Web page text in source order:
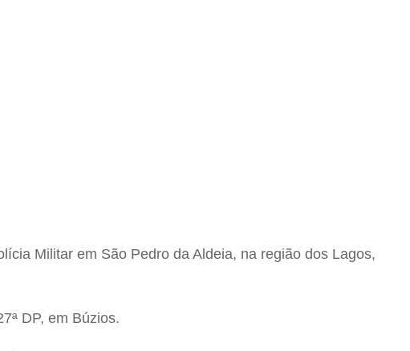
Militar em São Pedro da Aldeia, na região dos Lagos,
DP, em Búzios.